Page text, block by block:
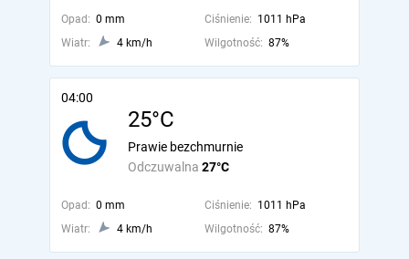
Opad: 0 mm Ciśnienie: 1011 hPa
Wiatr:
4 km/h Wilgotność: 87%
04:00
25°C
Odczuwalna 27°C
Prawie bezchmurnie
Opad: 0 mm Ciśnienie: 1011 hPa
Wiatr:
4 km/h Wilgotność: 87%